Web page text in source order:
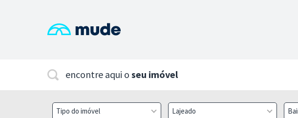
encontre aqui o seu imóvel
Tipo do imóvel Lajeado